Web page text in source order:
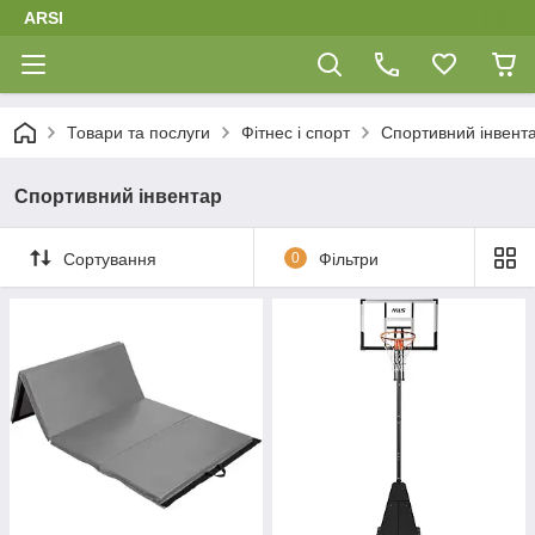
ARSI
Товари та послуги Фітнес і спорт Спортивний
Спортивний інвентар
Сортування 0 Фільтри